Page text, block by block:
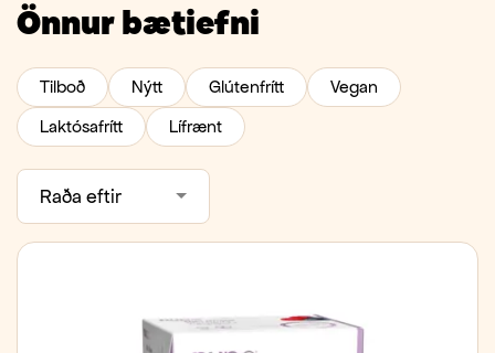
Önnur bætiefni
Tilboð Nýtt Glútenfrítt
Vegan
Laktósafrítt
Lífrænt
Raða eftir